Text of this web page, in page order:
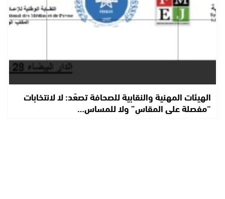
الهيئات المهنية والنقابية للصحافة تصعّد: لا لانتخابات
“مفصلة على المقاس” ولا للمساس…